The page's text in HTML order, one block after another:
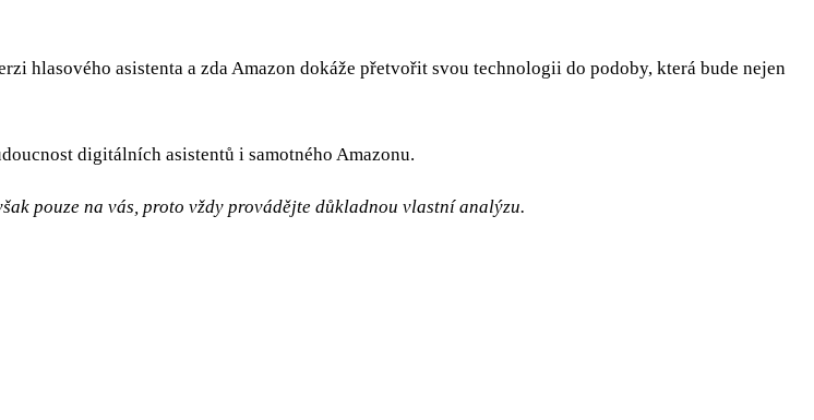
hlasového asistenta a zda Amazon dokáže přetvořit svou technologii do podoby, která bude nejen
digitálních asistentů i samotného Amazonu.
pouze na vás, proto vždy provádějte důkladnou vlastní analýzu.